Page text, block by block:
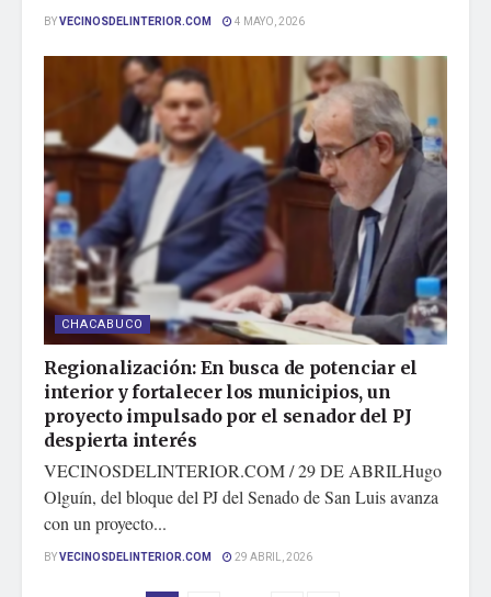
BYVECINOSDELINTERIOR.COM 4 MAYO, 2026
CHACABUCO
Regionalización: En busca de potenciar el
interior y fortalecer los municipios, un
proyecto impulsado por el senador del PJ
despierta interés
VECINOSDELINTERIOR.COM / 29 DE ABRILHugo
Olguín, del bloque del PJ del Senado de San Luis avanza
con un proyecto...
BYVECINOSDELINTERIOR.COM 29 ABRIL, 2026